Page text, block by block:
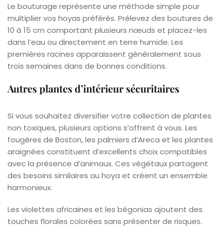
Le bouturage représente une méthode simple pour
multiplier vos hoyas préférés. Prélevez des boutures de
10 à 15 cm comportant plusieurs nœuds et placez-les
dans l’eau ou directement en terre humide. Les
premières racines apparaissent généralement sous
trois semaines dans de bonnes conditions.
Autres plantes d’intérieur sécuritaires
Si vous souhaitez diversifier votre collection de plantes
non toxiques, plusieurs options s’offrent à vous. Les
fougères de Boston, les palmiers d’Areca et les plantes
araignées constituent d’excellents choix compatibles
avec la présence d’animaux. Ces végétaux partagent
des besoins similaires au hoya et créent un ensemble
harmonieux.
Les violettes africaines et les bégonias ajoutent des
touches florales colorées sans présenter de risques.